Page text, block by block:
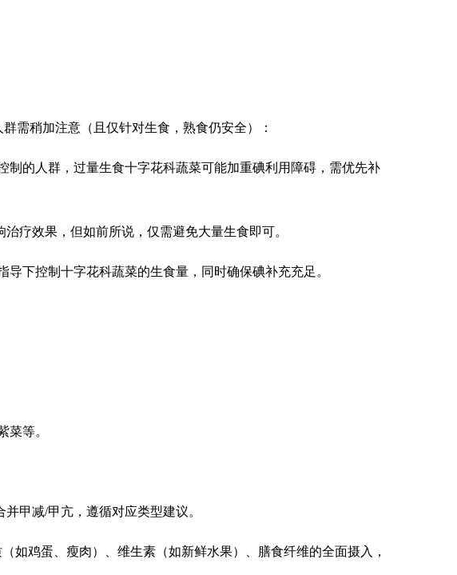
稍加注意（且仅针对生食，熟食仍安全）：
的人群，过量生食十字花科蔬菜可能加重碘利用障碍，需优先补
疗效果，但如前所说，仅需避免大量生食即可。
下控制十字花科蔬菜的生食量，同时确保碘补充充足。
等。
甲减/甲亢，遵循对应类型建议。
鸡蛋、瘦肉）、维生素（如新鲜水果）、膳食纤维的全面摄入，